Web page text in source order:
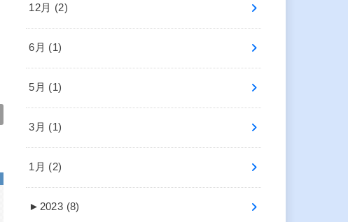
12月 (2)
6月 (1)
5月 (1)
3月 (1)
1月 (2)
► 2023 (8)